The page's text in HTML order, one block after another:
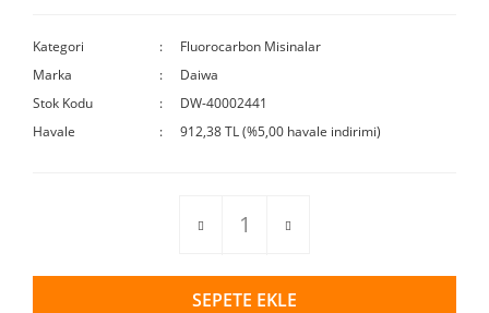
Kategori
Fluorocarbon Misinalar
Marka
Daiwa
Stok Kodu
DW-40002441
Havale
912,38 TL (%5,00 havale indirimi)
SEPETE EKLE